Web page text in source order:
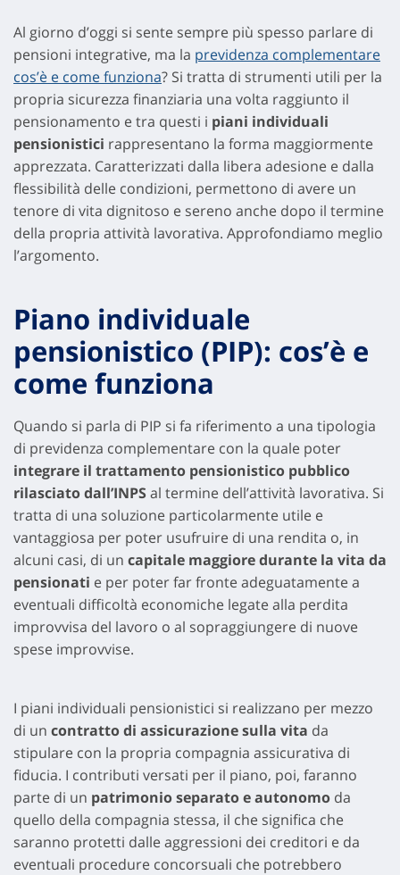
Al giorno d’oggi si sente sempre più spesso parlare di
pensioni integrative, ma la previdenza complementare
cos’è e come funziona? Si tratta di strumenti utili per la
propria sicurezza finanziaria una volta raggiunto il
pensionamento e tra questi i piani individuali
pensionistici rappresentano la forma maggiormente
apprezzata. Caratterizzati dalla libera adesione e dalla
flessibilità delle condizioni, permettono di avere un
tenore di vita dignitoso e sereno anche dopo il termine
della propria attività lavorativa. Approfondiamo meglio
l’argomento.
Piano individuale
pensionistico (PIP): cos’è e
come funziona
Quando si parla di PIP si fa riferimento a una tipologia
di previdenza complementare con la quale poter
integrare il trattamento pensionistico pubblico
rilasciato dall’INPSal termine dell’attività lavorativa. Si
tratta di una soluzione particolarmente utile e
vantaggiosa per poter usufruire di una rendita o, in
alcuni casi, di un capitale maggiore durante la vita da
pensionati e per poter far fronte adeguatamente a
eventuali difficoltà economiche legate alla perdita
improvvisa del lavoro o al sopraggiungere di nuove
spese improvvise.
I piani individuali pensionistici si realizzano per mezzo
di un contratto di assicurazione sulla vita da
stipulare con la propria compagnia assicurativa di
fiducia. I contributi versati per il piano, poi, faranno
parte di un patrimonio separato e autonomo da
quello della compagnia stessa, il che significa che
saranno protetti dalle aggressioni dei creditori e da
eventuali procedure concorsuali che potrebbero